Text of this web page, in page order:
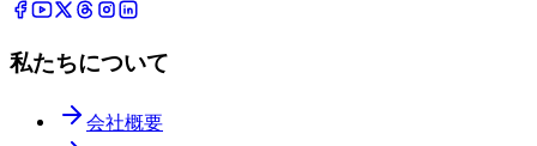
私たちについて
会社概要